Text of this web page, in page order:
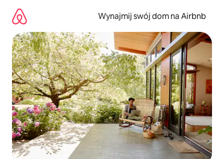
treści
Wynajmij swój dom na Airbnb